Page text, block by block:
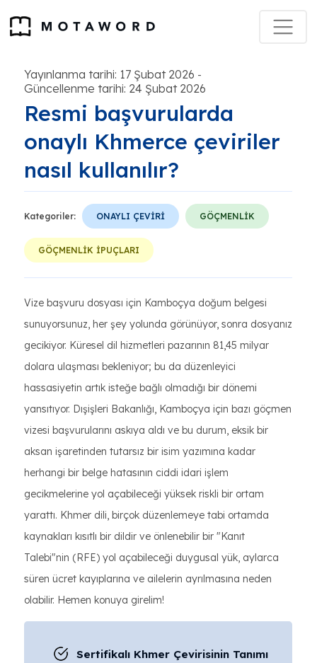
Yayınlanma tarihi: 17 Şubat 2026 -
Güncellenme tarihi: 24 Şubat 2026
Resmi başvurularda
onaylı Khmerce çeviriler
nasıl kullanılır?
Kategoriler: ONAYLI ÇEVİRİ GÖÇMENLİK
GÖÇMENLİK İPUÇLARI
Vize başvuru dosyası için Kamboçya doğum belgesi
sunuyorsunuz, her şey yolunda görünüyor, sonra dosyanız
gecikiyor. Küresel dil hizmetleri pazarının 81,45 milyar
dolara ulaşması bekleniyor; bu da düzenleyici
hassasiyetin artık isteğe bağlı olmadığı bir dönemi
yansıtıyor. Dışişleri Bakanlığı, Kamboçya için bazı göçmen
vizesi başvurularını askıya aldı ve bu durum, eksik bir
aksan işaretinden tutarsız bir isim yazımına kadar
herhangi bir belge hatasının ciddi idari işlem
gecikmelerine yol açabileceği yüksek riskli bir ortam
yarattı. Khmer dili, birçok düzenlemeye tabi ortamda
kaynakları kısıtlı bir dildir ve önlenebilir bir "Kanıt
Talebi"nin (RFE) yol açabileceği duygusal yük, aylarca
süren ücret kayıplarına ve ailelerin ayrılmasına neden
olabilir. Hemen konuya girelim!
Sertifikalı Khmer Çevirisinin Tanımı